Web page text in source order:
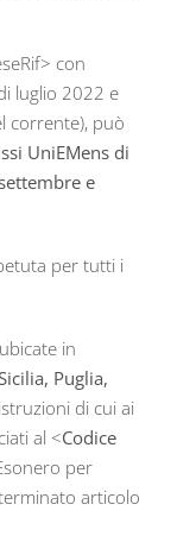
con
luglio 2022 e
corrente), può
UniEMens di
e
per tutti i
in
Puglia,
di cui ai
al <Codice
per
articolo